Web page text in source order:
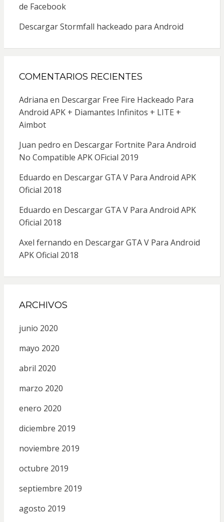
de Facebook
Descargar Stormfall hackeado para Android
COMENTARIOS RECIENTES
Adriana en Descargar Free Fire Hackeado Para
Android APK + Diamantes Infinitos + LITE +
Aimbot
Juan pedro en Descargar Fortnite Para Android
No Compatible APK OFicial 2019
Eduardo en Descargar GTA V Para Android APK
Oficial 2018
Eduardo en Descargar GTA V Para Android APK
Oficial 2018
Axel fernando en Descargar GTA V Para Android
APK Oficial 2018
ARCHIVOS
junio 2020
mayo 2020
abril 2020
marzo 2020
enero 2020
diciembre 2019
noviembre 2019
octubre 2019
septiembre 2019
agosto 2019